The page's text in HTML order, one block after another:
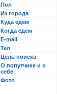
Пол
Из города
Куда едем
Когда едем
E-mail
Тел
Цель поиска
О попутчике и о
себе
Фото